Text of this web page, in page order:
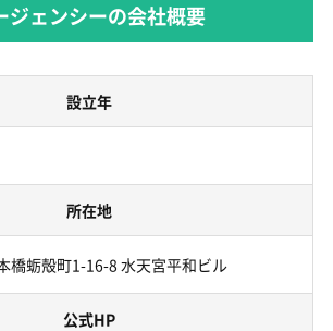
ジェンシーの会社概要
設立年
所在地
橋蛎殻町1-16-8 水天宮平和ビル
公式HP